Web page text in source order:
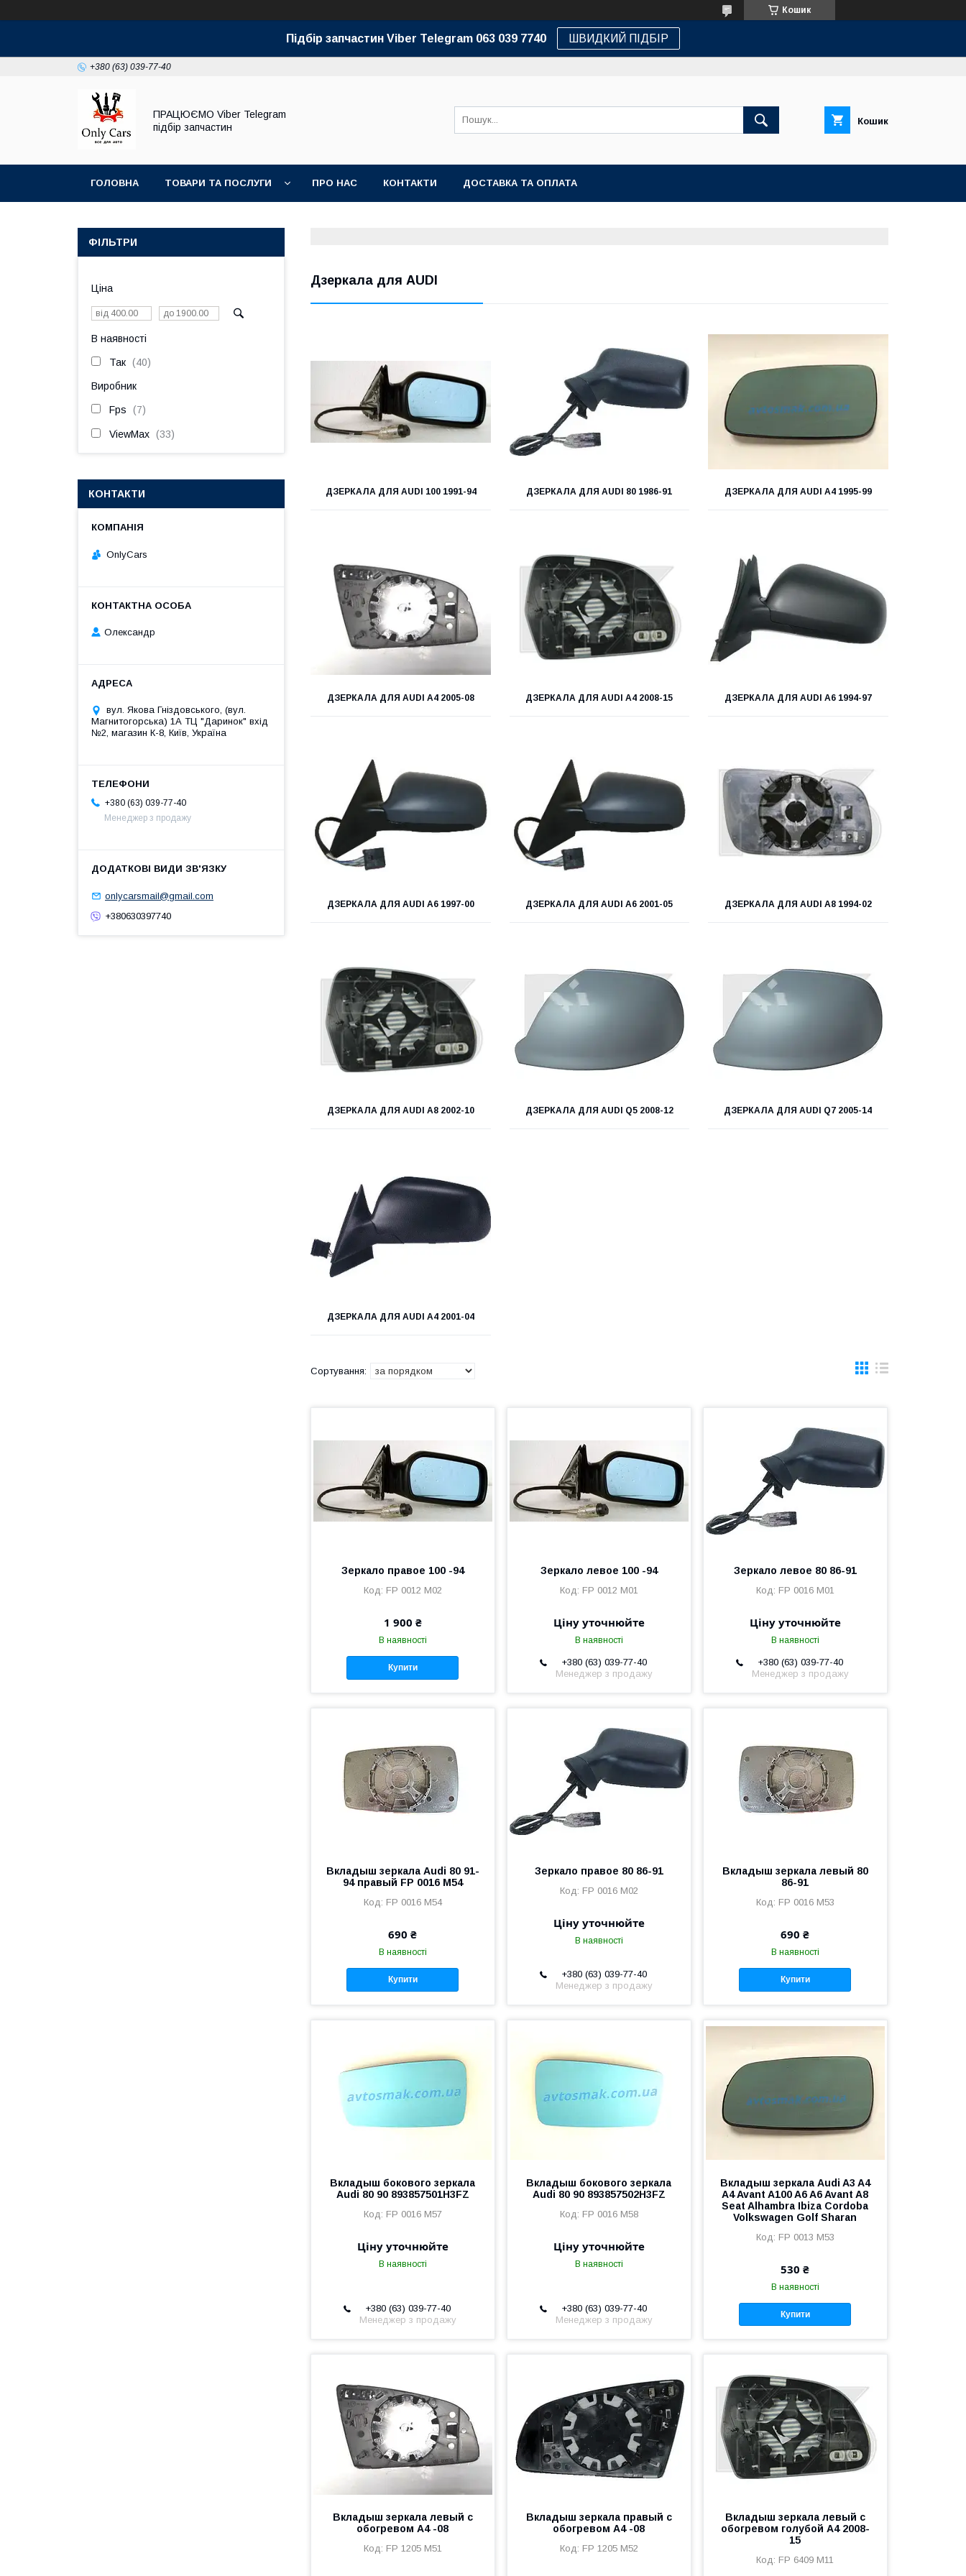
Кошик
Підбір запчастин Viber Telegram 063 039 7740 ШВИДКИЙ ПІДБІР
+380 (63) 039-77-40
ПРАЦЮЄМО Viber Telegram
підбір запчастин
Кошик
ГОЛОВНА ТОВАРИ ТА ПОСЛУГИ ПРО НАС КОНТАКТИ ДОСТАВКА ТА ОПЛАТА
Дзеркала для AUDI
ДЗЕРКАЛА ДЛЯ AUDI 100 1991-94 ДЗЕРКАЛА ДЛЯ AUDI 80 1986-91 ДЗЕРКАЛА ДЛЯ AUDI A4 1995-99
ДЗЕРКАЛА ДЛЯ AUDI A4 2005-08 ДЗЕРКАЛА ДЛЯ AUDI A4 2008-15 ДЗЕРКАЛА ДЛЯ AUDI A6 1994-97
ДЗЕРКАЛА ДЛЯ AUDI A6 1997-00 ДЗЕРКАЛА ДЛЯ AUDI A6 2001-05 ДЗЕРКАЛА ДЛЯ AUDI A8 1994-02
ДЗЕРКАЛА ДЛЯ AUDI A8 2002-10 ДЗЕРКАЛА ДЛЯ AUDI Q5 2008-12 ДЗЕРКАЛА ДЛЯ AUDI Q7 2005-14
ДЗЕРКАЛА ДЛЯ AUDI A4 2001-04
Зеркало правое 100 -94
FP 0012 M02
1 900 ₴
В наявності
Купити
Зеркало левое 100 -94
FP 0012 M01
Ціну уточнюйте
В наявності
+380 (63) 039-77-40
Менеджер з продажу
Зеркало левое 80 86-91
FP 0016 M01
Ціну уточнюйте
В наявності
+380 (63) 039-77-40
Менеджер з продажу
Вкладыш зеркала Audi 80 91-
94 правый FP 0016 M54
FP 0016 M54
690 ₴
В наявності
Купити
Зеркало правое 80 86-91
FP 0016 M02
Ціну уточнюйте
В наявності
+380 (63) 039-77-40
Менеджер з продажу
Вкладыш зеркала левый 80
86-91
FP 0016 M53
690 ₴
В наявності
Купити
Вкладыш бокового зеркала
Audi 80 90 893857501H3FZ
FP 0016 M57
Ціну уточнюйте
В наявності
+380 (63) 039-77-40
Менеджер з продажу
Вкладыш бокового зеркала
Audi 80 90 893857502H3FZ
FP 0016 M58
Ціну уточнюйте
В наявності
+380 (63) 039-77-40
Менеджер з продажу
Вкладыш зеркала Audi A3 A4
A4 Avant A100 A6 A6 Avant A8
Seat Alhambra Ibiza Cordoba
Volkswagen Golf Sharan
FP 0013 M53
530 ₴
В наявності
Купити
Вкладыш зеркала левый с
обогревом A4 -08
FP 1205 M51
Вкладыш зеркала правый с
обогревом A4 -08
FP 1205 M52
Вкладыш зеркала левый с
обогревом голубой A4 2008-
15
FP 6409 M11
ФІЛЬТРИ
Ціна
В наявності
Так 40
Виробник
Fps 7
ViewMax 33
КОНТАКТИ
OnlyCars
Олександр
вул. Якова Гніздовського, (вул.
Магнитогорська) 1А ТЦ "Даринок" вхід
№2, магазин К-8, Київ, Україна
+380 (63) 039-77-40
Менеджер з продажу
onlycarsmail@gmail.com
+380630397740